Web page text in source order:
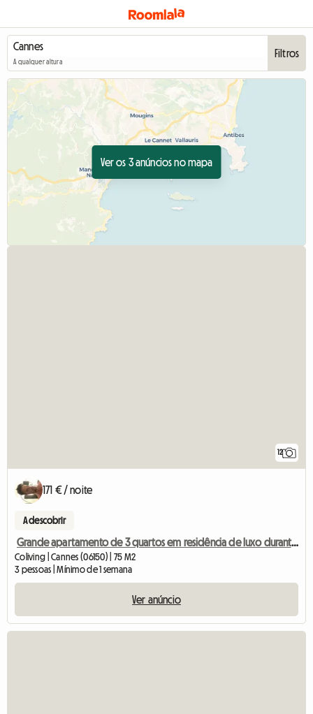
A qualquer altura
Filtros
Ver os 3 anúncios no mapa
12
171 € / noite
A descobrir
Grande apartamento de 3 quartos em residência de luxo durante o Festival de Cinema de Cannes
Coliving | Cannes (06150) | 75 M2
3 pessoas | Mínimo de 1 semana
Ver anúncio